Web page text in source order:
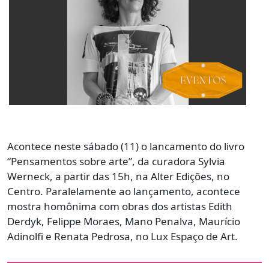
Acontece neste sábado (11) o lancamento do livro
“Pensamentos sobre arte”, da curadora Sylvia
Werneck, a partir das 15h, na Alter Edições, no
Centro. Paralelamente ao lançamento, acontece
mostra homônima com obras dos artistas Edith
Derdyk, Felippe Moraes, Mano Penalva, Maurício
Adinolfi e Renata Pedrosa, no Lux Espaço de Art.